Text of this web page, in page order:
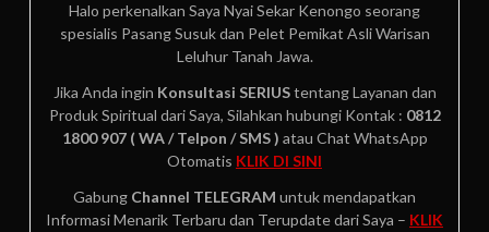
Halo perkenalkan Saya Nyai Sekar Kenongo seorang
spesialis Pasang Susuk dan Pelet Pemikat Asli Warisan
Leluhur Tanah Jawa.
Jika Anda ingin Konsultasi SERIUStentang Layanan dan
Produk Spiritual dari Saya, Silahkan hubungi Kontak : 0812
1800 907 ( WA / Telpon / SMS ) atau Chat WhatsApp
Otomatis KLIK DI SINI
Gabung Channel TELEGRAM untuk mendapatkan
Informasi Menarik Terbaru dan Terupdate dari Saya – KLIK